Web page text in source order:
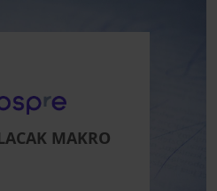
MAKRO